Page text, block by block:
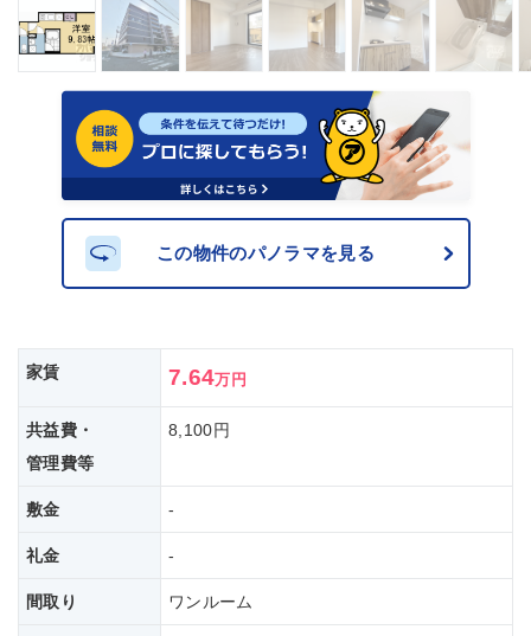
この物件のパノラマを見る
家賃 7.64万円
共益費・
管理費等
8,100円
敷金 -
礼金 -
間取り ワンルーム